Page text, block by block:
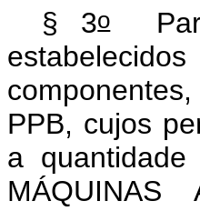
§ 3oPara
PPB, cujos
a
MÁQUINAS